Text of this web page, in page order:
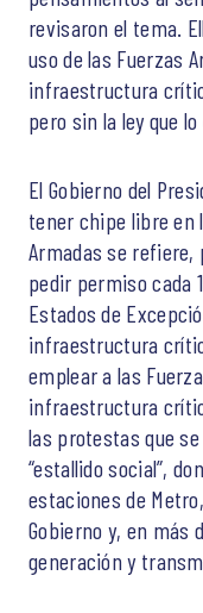
revisaron el tema.
uso de las Fuerzas
infraestructura
pero sin la ley que
El Gobierno del
tener chipe libre en
Armadas se refiere,
pedir permiso cada
Estados de
infraestructura
emplear a las
infraestructura
las protestas que
“estallido social”,
estaciones de
Gobierno y, en más
generación y